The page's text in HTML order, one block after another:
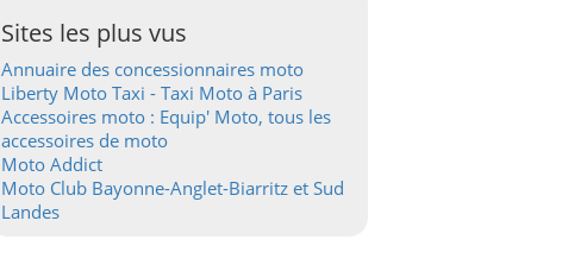
Sites les plus vus
Annuaire des concessionnaires moto
Liberty Moto Taxi - Taxi Moto à Paris
Accessoires moto : Equip' Moto, tous les
accessoires de moto
Moto Addict
Moto Club Bayonne-Anglet-Biarritz et Sud
Landes